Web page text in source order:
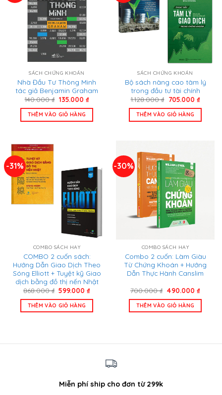
SÁCH CHỨNG KHOÁN
Nhà Đầu Tư Thông Minh
tác giả Benjamin Graham
140.000₫ Giá
là:
140.000 ₫.
135.000 ₫Giá
THÊM VÀO GIỎ HÀNG
SÁCH CHỨNG KHOÁN
Bộ sách nâng cao tâm lý
trong đầu tư tài chính
1.128.000₫ Giá
là:
1.128.000 ₫.
705.000 ₫Giá
THÊM VÀO GIỎ HÀNG
-31%
COMBO SÁCH HAY
COMBO 2 cuốn sách:
Hướng Dẫn Giao Dịch Theo
Sóng Elliott + Tuyệt kỹ Giao
dịch bằng đồ thị nến Nhật
868.000₫ Giá
là:
868.000 ₫.
599.000₫Giá
tại
là:
THÊM VÀO GIỎ HÀNG
-30%
COMBO SÁCH HAY
Combo 2 cuốn: Làm Giàu
Từ Chứng Khoán + Hướng
Dẫn Thực Hành Canslim
700.000₫ Giá
là:
700.000 ₫.
490.000₫Giá
tại
THÊM VÀO GIỎ HÀNG
Miễn phí ship cho đơn từ 299k